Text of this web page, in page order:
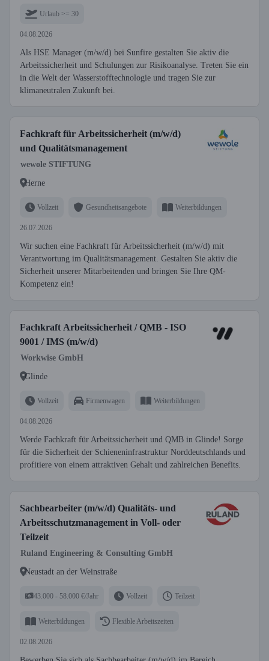
Urlaub >= 30
04.08.2026
Als HSE Manager (m/w/d) bei Sunfire gestalten Sie aktiv die
Arbeitssicherheit und Schulungen zur Risikoanalyse. Treten Sie ein
in die Welt der Wasserstofftechnologie und tragen Sie zur
klimaneutralen Zukunft bei.
Fachkraft für Arbeitssicherheit (m/w/d)
und Qualitätsmanagement
wewole STIFTUNG
Herne
Vollzeit Gesundheitsangebote Weiterbildungen
26.07.2026
Wir suchen eine Fachkraft für Arbeitssicherheit (m/w/d) mit
Verantwortung im Qualitätsmanagement. Gestalten Sie aktiv die
Sicherheit unserer Mitarbeitenden und bringen Sie Ihre QM-
Kompetenz ein!
Fachkraft Arbeitssicherheit / QMB - ISO
9001 / IMS (m/w/d)
Workwise GmbH
Glinde
Vollzeit Firmenwagen Weiterbildungen
04.08.2026
Werde Fachkraft für Arbeitssicherheit und QMB in Glinde! Sorge
für die Sicherheit der Schieneninfrastruktur Norddeutschlands und
profitiere von einem attraktiven Gehalt und zahlreichen Benefits.
Sachbearbeiter (m/w/d) Qualitäts- und
Arbeitsschutzmanagement in Voll- oder
Teilzeit
Ruland Engineering & Consulting GmbH
Neustadt an der Weinstraße
43.000 - 58.000 €/Jahr Vollzeit Teilzeit
Weiterbildungen Flexible Arbeitszeiten
02.08.2026